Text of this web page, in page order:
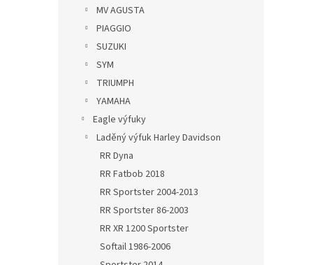
MV AGUSTA
PIAGGIO
SUZUKI
SYM
TRIUMPH
YAMAHA
Eagle výfuky
Laděný výfuk Harley Davidson
RR Dyna
RR Fatbob 2018
RR Sportster 2004-2013
RR Sportster 86-2003
RR XR 1200 Sportster
Softail 1986-2006